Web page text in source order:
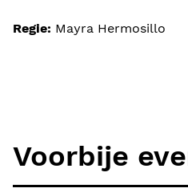
Regie: Mayra Hermosillo
Voorbije